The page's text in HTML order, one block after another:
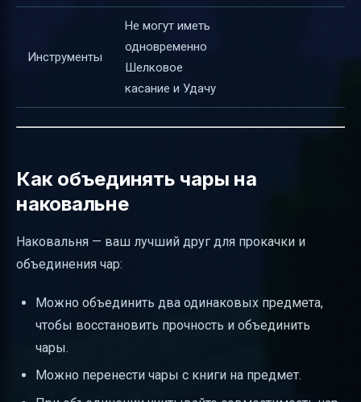
Инструменты
Не могут иметь
одновременно
Шелковое
касание и Удачу
Как объединять чары на
наковальне
Наковальня — ваш лучший друг для прокачки и
объединения чар:
Можно объединить два одинаковых предмета,
чтобы восстановить прочность и объединить
чары.
Можно перенести чары с книги на предмет.